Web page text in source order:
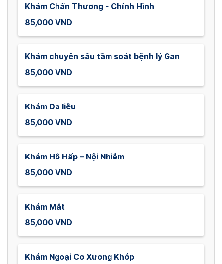
Khám Chấn Thương - Chỉnh Hình
85,000 VND
Khám chuyên sâu tầm soát bệnh lý Gan
85,000 VND
Khám Da liễu
85,000 VND
Khám Hô Hấp – Nội Nhiễm
85,000 VND
Khám Mắt
85,000 VND
Khám Ngoại Cơ Xương Khớp